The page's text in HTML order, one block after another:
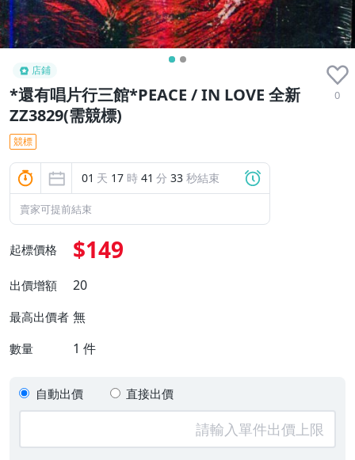
店鋪
*還有唱片行三館*PEACE / IN LOVE 全新
ZZ3829(需競標)
0
競標
01 天 17 時 41 分 32 秒結束
賣家可提前結束
起標價格 $149
出價增額 20
最高出價者 無
數量 1 件
自動出價 直接出價